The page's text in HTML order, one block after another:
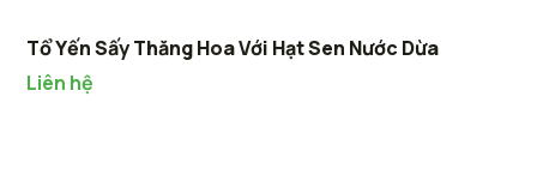
Tổ Yến Sấy Thăng Hoa Với Hạt Sen Nước Dừa
Liên hệ